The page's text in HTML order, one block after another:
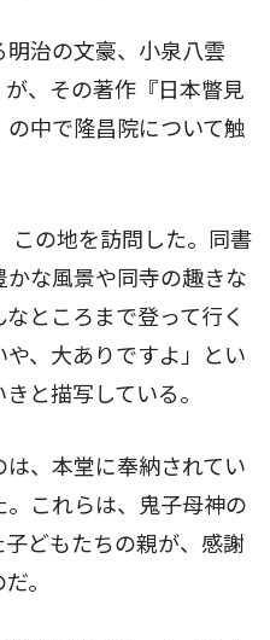
治の文豪、小泉八雲
が、その著作『日本瞥見
中で隆昌院について触
の地を訪問した。同書
な風景や同寺の趣きな
ところまで登って行く
、大ありですよ」とい
と描写している。
、本堂に奉納されてい
これらは、鬼子母神の
どもたちの親が、感謝
。